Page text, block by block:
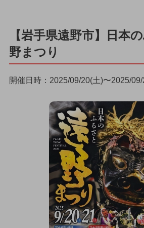
【岩手県遠野市】日本
野まつり
開催日時：2025/09/20(土)〜2025/